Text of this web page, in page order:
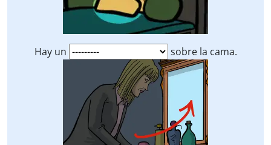
Hay un sobre la cama.